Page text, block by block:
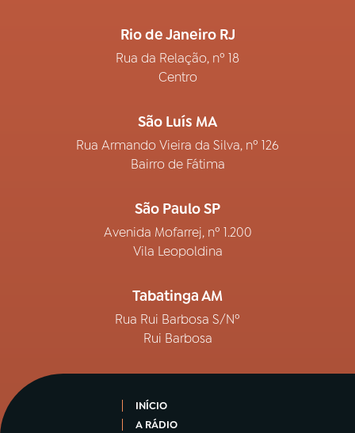
Rio de Janeiro RJ
Rua da Relação, nº 18
Centro
São Luís MA
Rua Armando Vieira da Silva, nº 126
Bairro de Fátima
São Paulo SP
Avenida Mofarrej, nº 1.200
Vila Leopoldina
Tabatinga AM
Rua Rui Barbosa S/Nº
Rui Barbosa
INÍCIO
A RÁDIO